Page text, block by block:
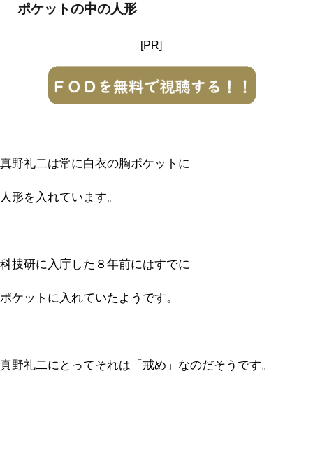
ポケットの中の人形
[PR]
真野礼二は常に白衣の胸ポケットに
人形を入れています。
科捜研に入庁した８年前にはすでに
ポケットに入れていたようです。
真野礼二にとってそれは「戒め」なのだそうです。